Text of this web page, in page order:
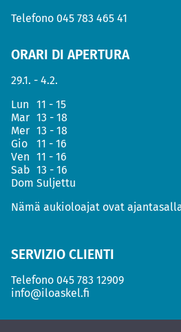
Telefono 045 783 465 41
ORARI DI APERTURA
29.1. - 4.2.
Lun
11 - 15
Mar 13 - 18
Mer 13 - 18
Gio
11 - 16
Ven 11 - 16
Sab 13 - 16
Dom Suljettu
Nämä aukioloajat ovat
SERVIZIO CLIENTI
Telefono 045 783 12909
info@iloaskel.fi